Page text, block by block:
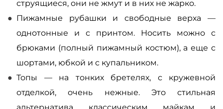
струящиеся, они не жмут и в них не жарко.
Пижамные рубашки и свободные верха —
однотонные и с принтом. Носить можно с
брюками (полный пижамный костюм), а еще с
шортами, юбкой и с купальником.
Топы — на тонких бретелях, с кружевной
отделкой, очень нежные. Это стильная